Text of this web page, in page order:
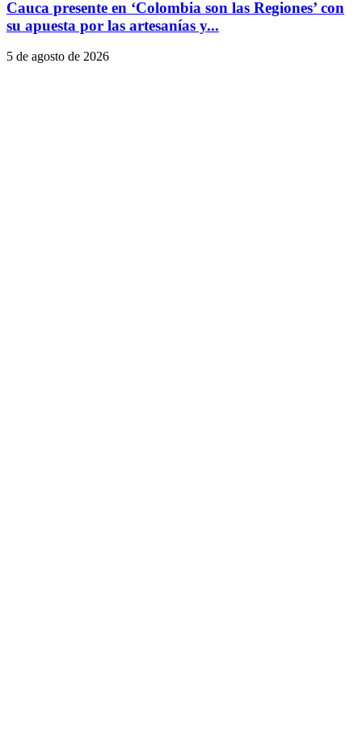
Cauca presente en ‘Colombia son las Regiones’ con
su apuesta por las artesanías y...
5 de agosto de 2026